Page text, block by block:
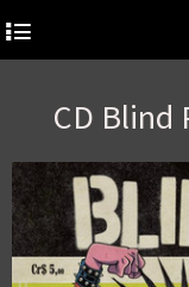
4
CD Blind